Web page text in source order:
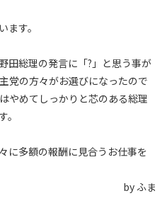
ます。
田総理の発言に「?」と思う事が
党の方々がお選びになったので
やめてしっかりと芯のある総理
に多額の報酬に見合うお仕事を
by ふま